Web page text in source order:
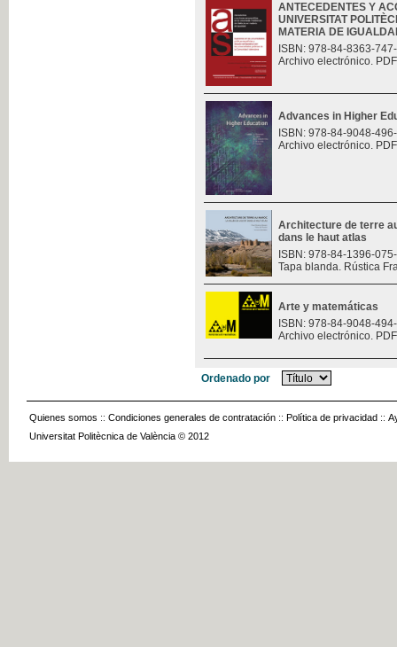
ANTECEDENTES Y
UNIVERSITAT
MATERIA DE
ISBN: 978-84-8363-
Archivo electrónico.
Advances in Higher
ISBN: 978-84-9048-
Archivo electrónico.
Architecture de terre
dans le haut atlas
ISBN: 978-84-1396-
Tapa blanda. Rústica
Arte y matemáticas
ISBN: 978-84-9048-
Archivo electrónico.
Ordenado por
Quienes somos :: Condiciones generales de contratación :: Política de privacidad ::
Universitat Politècnica de València © 2012